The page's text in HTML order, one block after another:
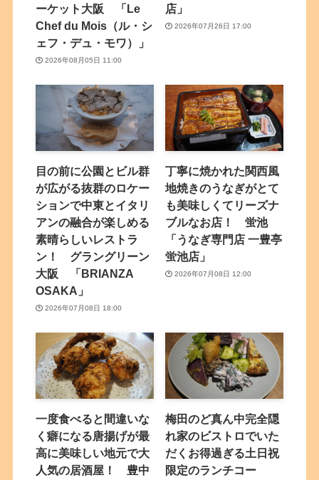
ーケット大阪 「Le
Chef du Mois（ル・シ
ェフ・デュ・モワ）」
2026年08月05日 11:00
店」
2026年07月26日 17:00
目の前に公園とビル群
が広がる抜群のロケー
ションで中東とイタリ
アンの融合が楽しめる
素晴らしいレストラ
ン！ グラングリーン
大阪 「BRIANZA
OSAKA」
2026年07月08日 18:00
丁寧に焼かれた関西風
地焼きのうなぎがとて
も美味しくてリーズナ
ブルなお店！ 蛍池
「うなぎ専門店 一豊亭
蛍池店」
2026年07月08日 12:00
一度食べると間違いな
く癖になる唐揚げが最
高に美味しい地元で大
人気の居酒屋！ 豊中
梅田のど真ん中完全隠
れ家のビストロでいた
だくお得過ぎる土日祝
限定のランチコー